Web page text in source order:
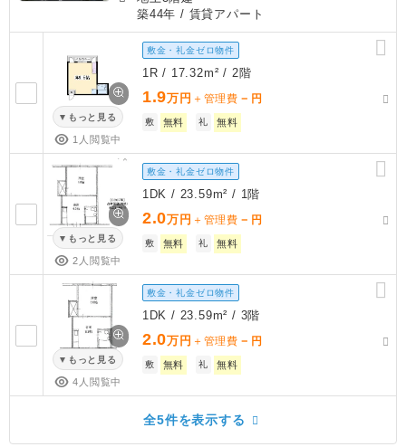
築44年 / 賃貸アパート
もっと見る
1人閲覧中
敷金・礼金ゼロ物件
1R / 17.32m² / 2階
1.9万円 ＋管理費 － 円
敷 無料 礼 無料
もっと見る
2人閲覧中
敷金・礼金ゼロ物件
1DK / 23.59m² / 1階
2.0万円 ＋管理費 － 円
敷 無料 礼 無料
もっと見る
4人閲覧中
敷金・礼金ゼロ物件
1DK / 23.59m² / 3階
2.0万円 ＋管理費 － 円
敷 無料 礼 無料
全5件を表示する